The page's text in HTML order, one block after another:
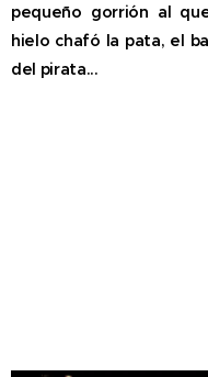
pequeño gorrión al
hielo chafó la pata, el
del pirata...